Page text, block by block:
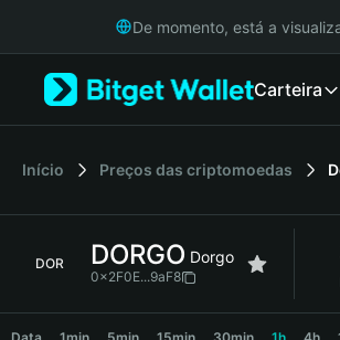
Русский
Italiano
Bahasa Indonesia
De momento, está a
Carteira
Início Preços das criptomoedas
DOR DORGO Dorgo
0x2F0E...9aF8